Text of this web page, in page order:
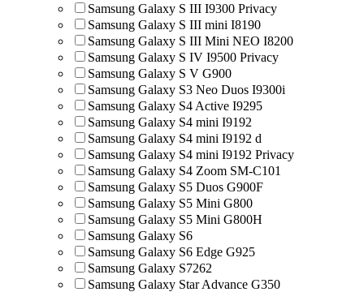
Samsung Galaxy S III I9300 Privacy
Samsung Galaxy S III mini I8190
Samsung Galaxy S III Mini NEO I8200
Samsung Galaxy S IV I9500 Privacy
Samsung Galaxy S V G900
Samsung Galaxy S3 Neo Duos I9300i
Samsung Galaxy S4 Active I9295
Samsung Galaxy S4 mini I9192
Samsung Galaxy S4 mini I9192 d
Samsung Galaxy S4 mini I9192 Privacy
Samsung Galaxy S4 Zoom SM-C101
Samsung Galaxy S5 Duos G900F
Samsung Galaxy S5 Mini G800
Samsung Galaxy S5 Mini G800H
Samsung Galaxy S6
Samsung Galaxy S6 Edge G925
Samsung Galaxy S7262
Samsung Galaxy Star Advance G350